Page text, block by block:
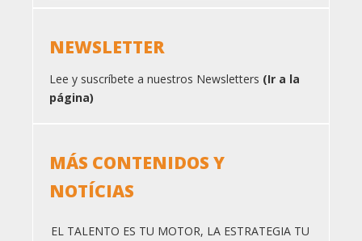
NEWSLETTER
Lee y suscríbete a nuestros Newsletters (Ir a la
página)
MÁS CONTENIDOS Y
NOTÍCIAS
EL TALENTO ES TU MOTOR, LA ESTRATEGIA TU